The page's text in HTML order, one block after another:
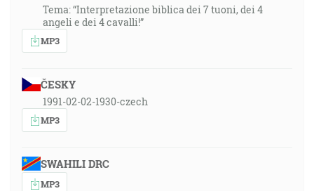
Tema: “Interpretazione biblica dei 7 tuoni, dei 4
angeli e dei 4 cavalli!”
MP3
ČESKY
1991-02-02-1930-czech
MP3
SWAHILI DRC
MP3